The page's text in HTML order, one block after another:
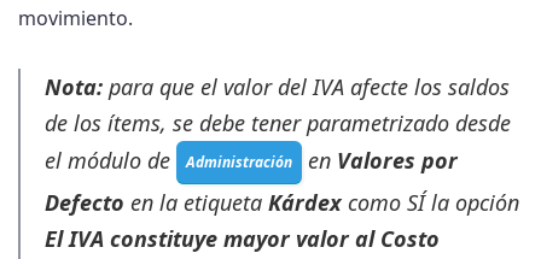
movimiento.
Nota: para que el valor del IVA afecte los saldos
de los ítems, se debe tener parametrizado desde
el módulo de
Administración en Valores por
Defecto en la etiqueta Kárdexcomo SÍ la opción
El IVA constituye mayor valor al Costo